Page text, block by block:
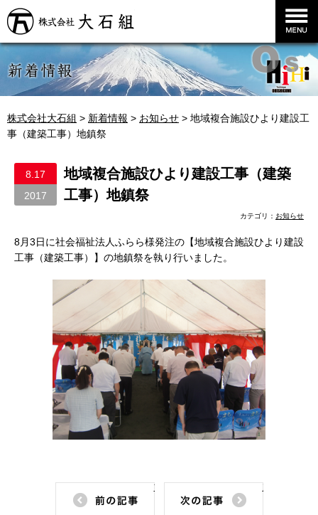
株式会社大石組 > 新着情報 > お知らせ > 地域複合施設ひより建設工
事（建築工事）地鎮祭
8.17
2017
地域複合施設ひより建設工事（建築
工事）地鎮祭
カテゴリ： お知らせ
8月3日に社会福祉法人ふらら様発注の【地域複合施設ひより建設
工事（建築工事）】の地鎮祭を執り行いました。
前の記事